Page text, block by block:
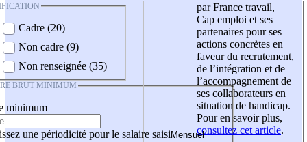
Cadre (20)
Non cadre (9)
Non renseignée (35)
BRUT MINIMUM
minimum
une périodicité pour le salaire saisi
par France travail,
Cap emploi et ses
partenaires pour ses
actions concrètes en
faveur du recrutement,
de l’intégration et de
l’accompagnement de
ses collaborateurs en
situation de handicap.
Pour en savoir plus,
consultez cet article.